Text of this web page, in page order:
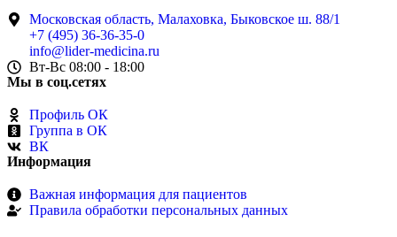
Московская область, Малаховка, Быковское ш. 88/1
+7 (495) 36-36-35-0
info@lider-medicina.ru
Вт-Вс 08:00 - 18:00
Мы в соц.сетях
Профиль ОК
Группа в ОК
ВК
Информация
Важная информация для пациентов
Правила обработки персональных данных